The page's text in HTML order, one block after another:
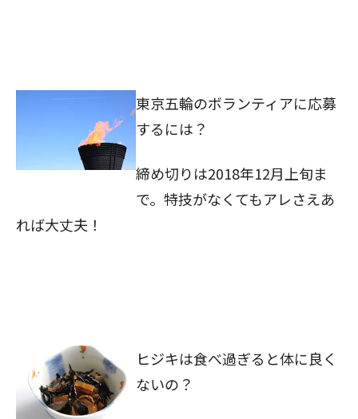
東京五輪のボランティアに応募
するには？
締め切りは2018年12月上旬ま
で。特技がなくてもアレさえあ
れば大丈夫！
ヒジキは食べ過ぎると体に良く
ないの？